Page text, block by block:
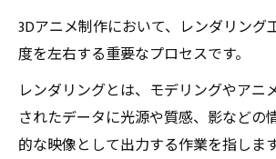
3Dアニメ制作において、レンダリング
度を左右する重要なプロセスです。
レンダリングとは、モデリングやアニ
されたデータに光源や質感、影などの
的な映像として出力する作業を指します